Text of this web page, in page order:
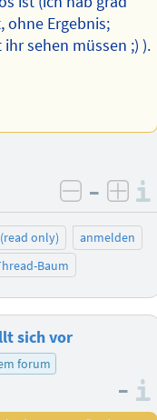
ohne Ergebnis;
sehen müssen ;) ).
negativ
–
only)
anmelden
Baum
sich vor
forum
–